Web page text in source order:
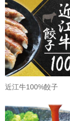
近江牛100%餃子